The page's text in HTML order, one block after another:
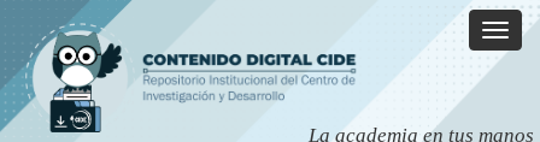
navigation